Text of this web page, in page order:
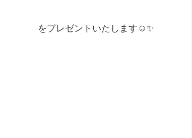
をプレゼントいたします☺️✨